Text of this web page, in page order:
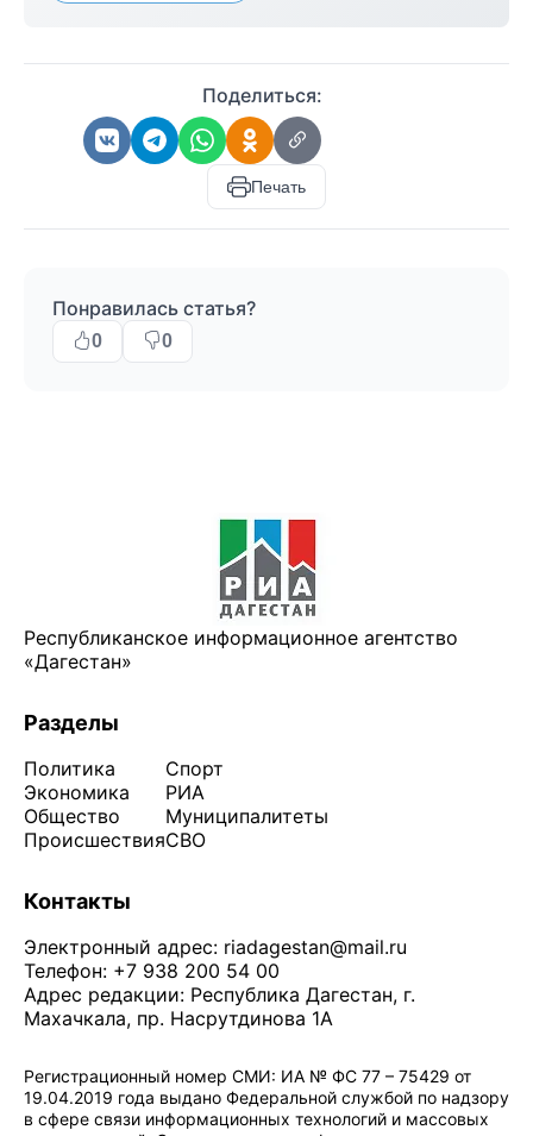
Поделиться:
Печать
Понравилась статья?
0 0
Республиканское информационное агентство
«Дагестан»
Разделы
Политика
Экономика
Общество
Происшествия
Спорт
РИА
Муниципалитеты
СВО
Контакты
Электронный адрес: riadagestan@mail.ru
Телефон: +7 938 200 54 00
Адрес редакции: Республика Дагестан, г.
Махачкала, пр. Насрутдинова 1А
Регистрационный номер СМИ: ИА № ФС 77 – 75429 от
19.04.2019 года выдано Федеральной службой по надзору
в сфере связи информационных технологий и массовых